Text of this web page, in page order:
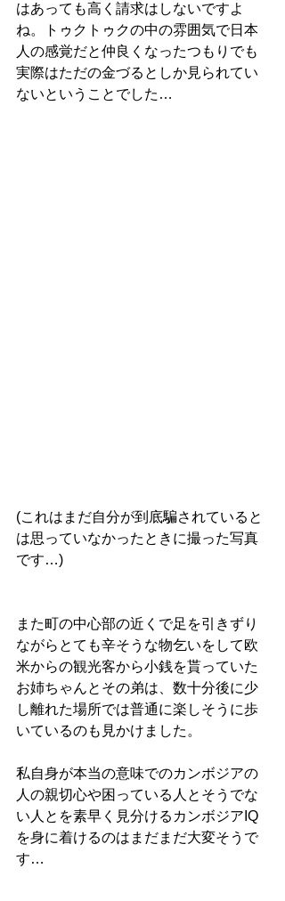
はあっても高く請求はしないですよ
ね。トゥクトゥクの中の雰囲気で日本
人の感覚だと仲良くなったつもりでも
実際はただの金づるとしか見られてい
ないということでした…
(これはまだ自分が到底騙されていると
は思っていなかったときに撮った写真
です…)
また町の中心部の近くで足を引きずり
ながらとても辛そうな物乞いをして欧
米からの観光客から小銭を貰っていた
お姉ちゃんとその弟は、数十分後に少
し離れた場所では普通に楽しそうに歩
いているのも見かけました。
私自身が本当の意味でのカンボジアの
人の親切心や困っている人とそうでな
い人とを素早く見分けるカンボジアIQ
を身に着けるのはまだまだ大変そうで
す…